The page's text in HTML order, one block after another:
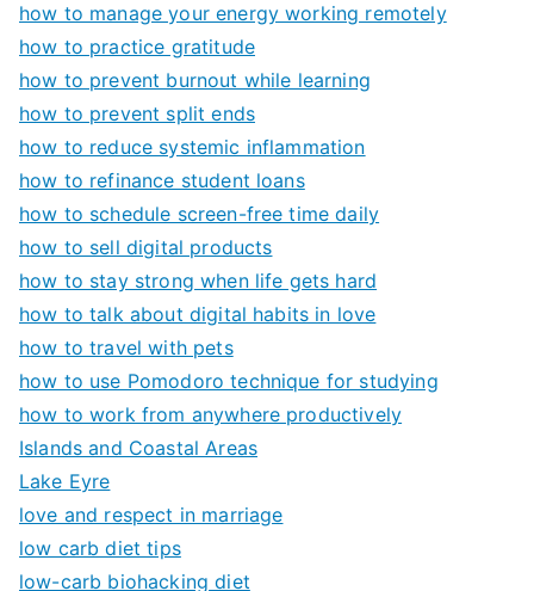
how to manage your energy working remotely
how to practice gratitude
how to prevent burnout while learning
how to prevent split ends
how to reduce systemic inflammation
how to refinance student loans
how to schedule screen-free time daily
how to sell digital products
how to stay strong when life gets hard
how to talk about digital habits in love
how to travel with pets
how to use Pomodoro technique for studying
how to work from anywhere productively
Islands and Coastal Areas
Lake Eyre
love and respect in marriage
low carb diet tips
low-carb biohacking diet